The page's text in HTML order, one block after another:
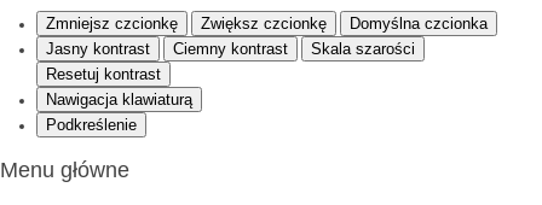
Zmniejsz czcionkę Zwiększ czcionkę
Domyślna czcionka
Jasny kontrast
Ciemny kontrast
Skala szarości
Resetuj kontrast
Nawigacja klawiaturą
Podkreślenie
Menu główne